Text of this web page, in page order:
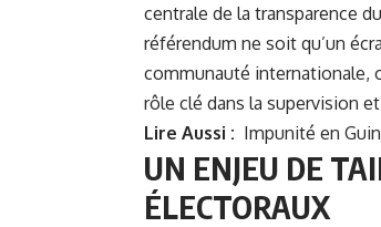
centrale de la transparence
référendum ne soit qu’un
communauté internationale,
rôle clé dans la supervision
Lire Aussi : Impunité en
UN ENJEU DE
ÉLECTORAUX